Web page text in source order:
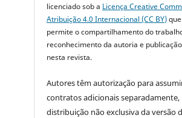
licenciado sob a Licença Creative
Atribuição 4.0 Internacional (CC BY)que
permite o compartilhamento do
reconhecimento da autoria e
nesta revista.
Autores têm autorização para
contratos adicionais separadamente,
distribuição não exclusiva da versão